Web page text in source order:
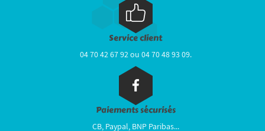
Service client
04 70 42 67 92 ou 04 70 48 93 09.
Paiements sécurisés
CB, Paypal, BNP Paribas...